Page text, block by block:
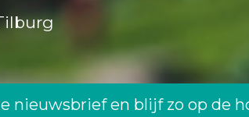
nieuwsbrief en blijf zo op de